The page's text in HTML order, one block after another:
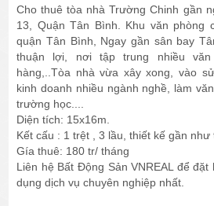
Cho thuê tòa nhà Trường Chinh gần
13, Quận Tân Bình. Khu văn phòng
quận Tân Bình, Ngay gần sân bay
thuận lợi, nơi tập trung nhiều
hàng,..Tòa nhà vừa xây xong, vào
kinh doanh nhiều ngành nghề, làm
trường học....
Diện tích: 15x16m.
Kết cấu : 1 trệt , 3 lầu, thiết kế gần như
Gía thuê: 180 tr/ tháng
Liên hệ Bất Động Sản VNREAL để
dụng dịch vụ chuyên nghiệp nhất.